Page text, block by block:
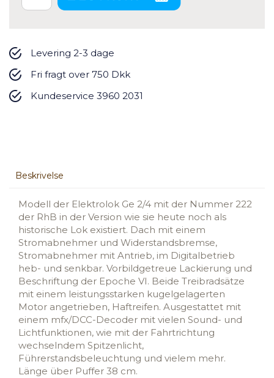
Levering 2-3 dage
Fri fragt over 750 Dkk
Kundeservice 3960 2031
Beskrivelse
Modell der Elektrolok Ge 2/4 mit der Nummer 222
der RhB in der Version wie sie heute noch als
historische Lok existiert. Dach mit einem
Stromabnehmer und Widerstandsbremse,
Stromabnehmer mit Antrieb, im Digitalbetrieb
heb- und senkbar. Vorbildgetreue Lackierung und
Beschriftung der Epoche VI. Beide Treibradsätze
mit einem leistungsstarken kugelgelagerten
Motor angetrieben, Haftreifen. Ausgestattet mit
einem mfx/DCC-Decoder mit vielen Sound- und
Lichtfunktionen, wie mit der Fahrtrichtung
wechselndem Spitzenlicht,
Führerstandsbeleuchtung und vielem mehr.
Länge über Puffer 38 cm.